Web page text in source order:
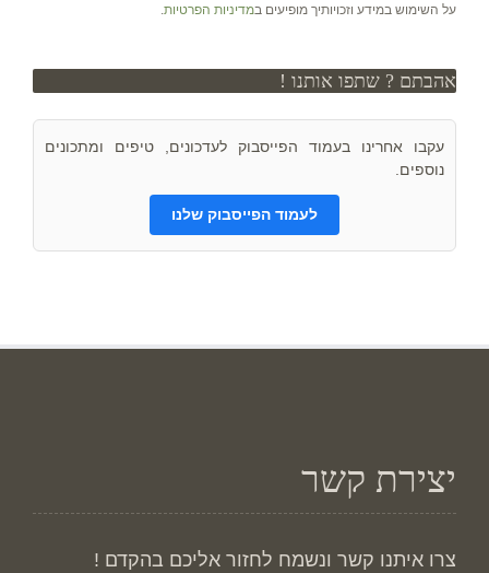
על השימוש במידע וזכויותיך מופיעים במדיניות הפרטיות.
אהבתם ? שתפו אותנו !
עקבו אחרינו בעמוד הפייסבוק לעדכונים, טיפים ומתכונים
נוספים.
לעמוד הפייסבוק שלנו
יצירת קשר
צרו איתנו קשר ונשמח לחזור אליכם בהקדם !